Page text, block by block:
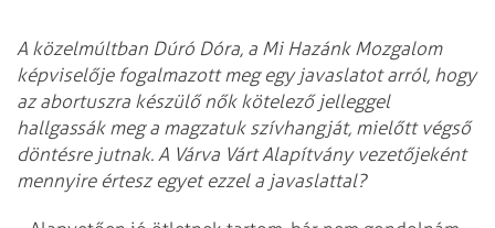
A közelmúltban Dúró Dóra, a Mi Hazánk Mozgalom
képviselője fogalmazott meg egy javaslatot arról, hogy
az abortuszra készülő nők kötelező jelleggel
hallgassák meg a magzatuk szívhangját, mielőtt végső
döntésre jutnak. A Várva Várt Alapítvány vezetőjeként
mennyire értesz egyet ezzel a javaslattal?